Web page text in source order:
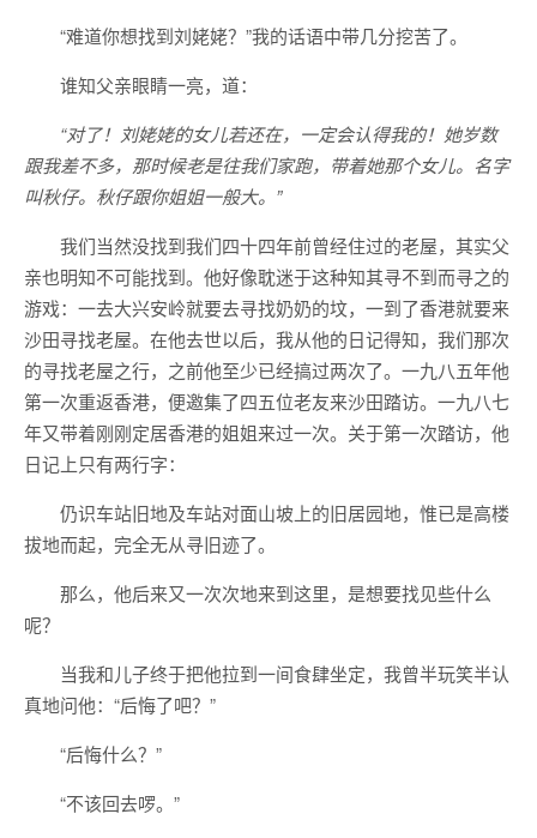
“难道你想找到刘姥姥？”我的话语中带几分挖苦了。
谁知父亲眼睛一亮，道：
“对了！刘姥姥的女儿若还在，一定会认得我的！她岁数
跟我差不多，那时候老是往我们家跑，带着她那个女儿。名字
叫秋仔。秋仔跟你姐姐一般大。”
我们当然没找到我们四十四年前曾经住过的老屋，其实父
亲也明知不可能找到。他好像耽迷于这种知其寻不到而寻之的
游戏：一去大兴安岭就要去寻找奶奶的坟，一到了香港就要来
沙田寻找老屋。在他去世以后，我从他的日记得知，我们那次
的寻找老屋之行，之前他至少已经搞过两次了。一九八五年他
第一次重返香港，便邀集了四五位老友来沙田踏访。一九八七
年又带着刚刚定居香港的姐姐来过一次。关于第一次踏访，他
日记上只有两行字：
仍识车站旧地及车站对面山坡上的旧居园地，惟已是高楼
拔地而起，完全无从寻旧迹了。
那么，他后来又一次次地来到这里，是想要找见些什么
呢？
当我和儿子终于把他拉到一间食肆坐定，我曾半玩笑半认
真地问他：“后悔了吧？”
“后悔什么？”
“不该回去啰。”